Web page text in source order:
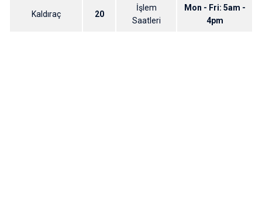
Kaldıraç 20
İşlem
Saatleri
Mon - Fri: 5am -
4pm